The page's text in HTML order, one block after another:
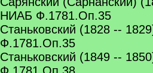
НИАБ Ф.1781.Оп.35
Станьковский (1828 --
Ф.1781.Оп.35
Станьковский (1849 --